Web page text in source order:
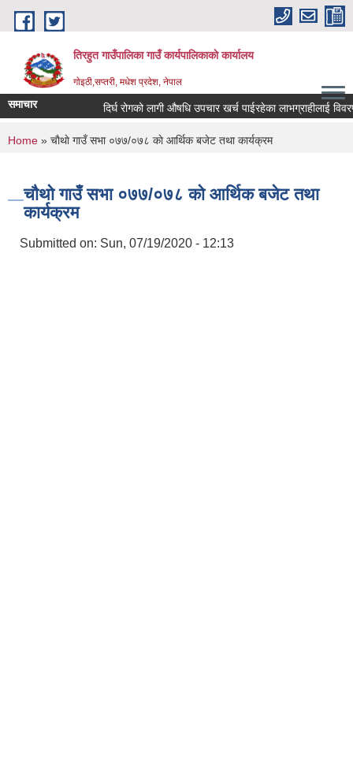
Skip to main content
तिरहुत गाउँपालिका गाउँ कार्यपालिकाकाे कार्यालय
गाेइठी,सप्तरी, मधेश प्रदेश, नेपाल
समाचार दिर्घ रोगको लागी औषधि उपचार खर्च पाईरहेका लाभग्राहीलाई
You are here
Home » चाैथाे गाउँ सभा ०७७/०७८ काे आर्थिक बजेट तथा कार्यक्रम
चाैथाे गाउँ सभा ०७७/०७८ काे आर्थिक बजेट तथा
कार्यक्रम
Submitted on: Sun, 07/19/2020 - 12:13